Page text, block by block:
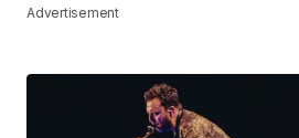
Advertisement